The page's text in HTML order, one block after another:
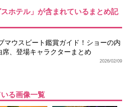
スホテル」が含まれているまとめ記
マウスビート鑑賞ガイド！ショーの内
席、登場キャラクターまとめ
2026/02/09
る画像一覧